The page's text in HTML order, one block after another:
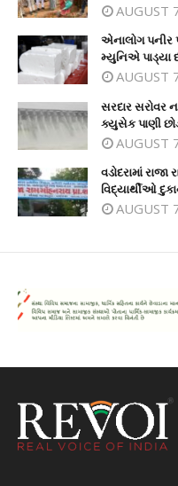
AUGUST
એનાલોગ પનીર
મ્યુનિએ પાડ્યા
AUGUST
સરદાર સરોવર
ક્યુસેક પાણી
AUGUST
વડોદરામાં
વિદ્યાર્થીઓ
AUGUST